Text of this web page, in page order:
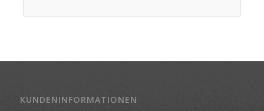
KUNDENINFORMATIONEN